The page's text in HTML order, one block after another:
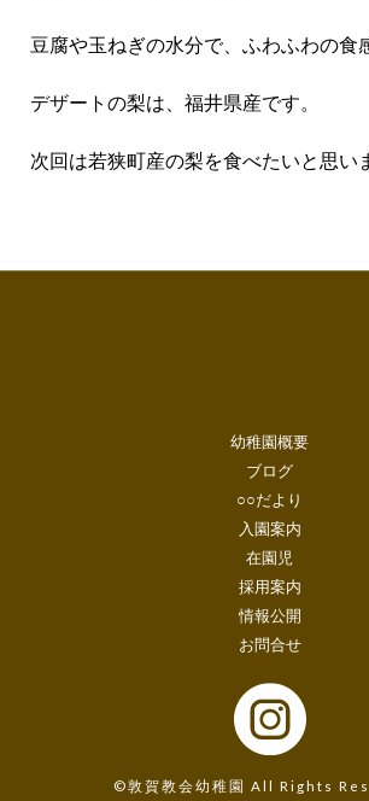
豆腐や玉ねぎの水分で、ふわふわの食
デザートの梨は、福井県産です。
次回は若狭町産の梨を食べたいと思い
幼稚園概要
ブログ
○○だより
入園案内
在園児
採用案内
情報公開
お問合せ
©敦賀教会幼稚園 All Rights